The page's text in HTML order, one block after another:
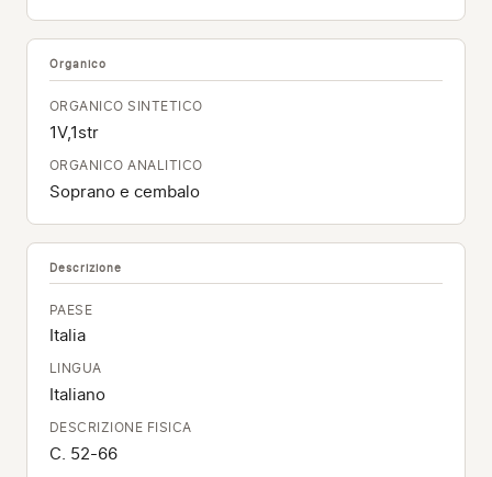
Organico
ORGANICO SINTETICO
1V,1str
ORGANICO ANALITICO
Soprano e cembalo
Descrizione
PAESE
Italia
LINGUA
Italiano
DESCRIZIONE FISICA
C. 52-66